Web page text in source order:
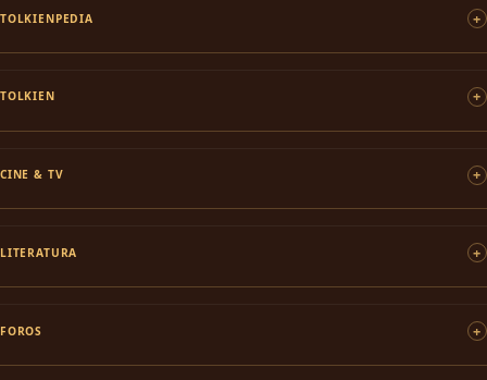
TOLKIENPEDIA
TOLKIEN
CINE & TV
LITERATURA
FOROS